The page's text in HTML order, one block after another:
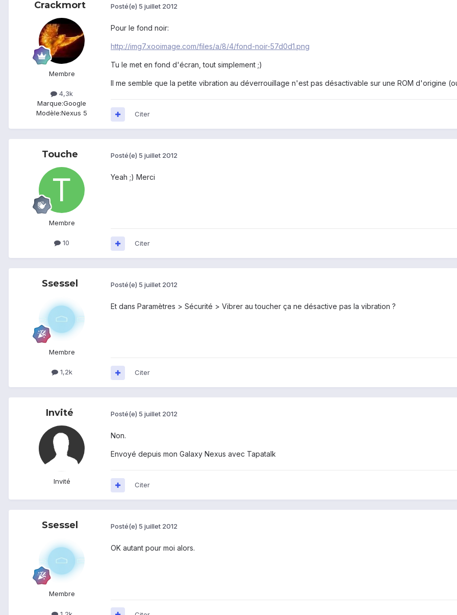
Crackmort
Membre
4,3k
Marque:Google
Modèle:Nexus 5
Posté(e) 5 juillet 2012
Pour le fond noir:
http://img7.xooimage.com/files/a/8/4/fond-noir-57d0d1.png
Tu le met en fond d'écran, tout simplement ;)
Il me semble que la petite vibration au déverrouillage n'est pas désactivable sur une ROM d'origine
Citer
Touche
Membre
10
Posté(e) 5 juillet 2012
Yeah ;) Merci
Citer
Ssessel
Membre
1,2k
Posté(e) 5 juillet 2012
Et dans Paramètres > Sécurité > Vibrer au toucher ça ne désactive pas la vibration ?
Citer
Invité
Invité
Posté(e) 5 juillet 2012
Non.
Envoyé depuis mon Galaxy Nexus avec Tapatalk
Citer
Ssessel
Membre
Posté(e) 5 juillet 2012
OK autant pour moi alors.